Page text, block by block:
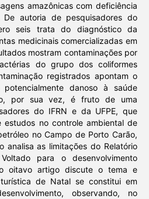
amazônicas com deficiência
De autoria de pesquisadores do
seis trata do diagnóstico da
medicinais comercializadas em
mostram contaminações por
do grupo dos coliformes
registrados apontam o
potencialmente danoso à saúde
por sua vez, é fruto de uma
do IFRN e da UFPE, que
estudos no controle ambiental de
no Campo de Porto Carão,
analisa as limitações do Relatório
para o desenvolvimento
oitavo artigo discute o tema e
de Natal se constitui em
observando, no